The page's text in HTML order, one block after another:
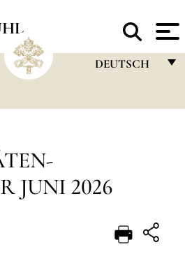
DEUTSCH
DEUTSCH
JUNI 2026